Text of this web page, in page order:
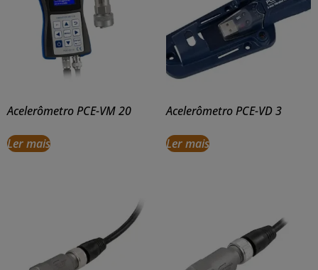
Acelerômetro PCE-VM 20
Ler mais
Acelerômetro PCE-VD 3
Ler mais